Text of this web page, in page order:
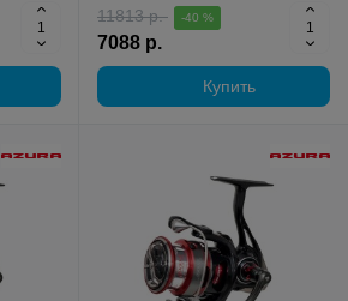
11813 р. -40 %
7088 р.
Купить